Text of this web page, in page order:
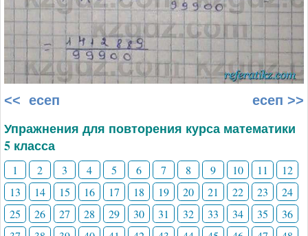
<< есеп есеп >>
Упражнения для повторения курса математики
5 класса
1 2 3 4 5 6 7 8 9 10 11
12
13
14 15 16 17 18 19 20 21 22 23
24
25
26 27 28 29 30 31 32 33 34 35
36